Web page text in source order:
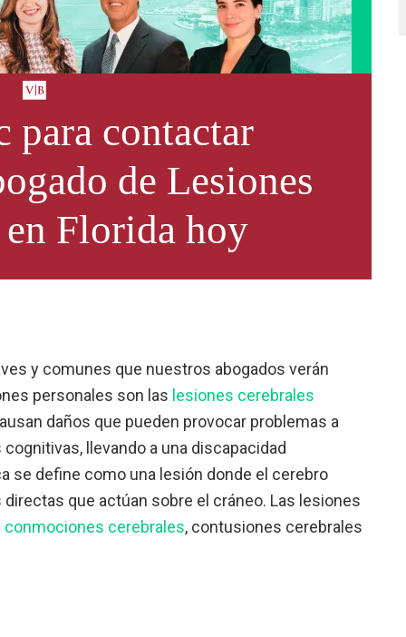
contactar
de Lesiones
en Floridahoy
y comunes que nuestros abogados verán
personales son las lesiones cerebrales
daños que pueden provocar problemas a
llevando a una discapacidad
se define como una lesión donde el cerebro
que actúan sobre el cráneo. Las lesiones
conmociones cerebrales, contusiones cerebrales